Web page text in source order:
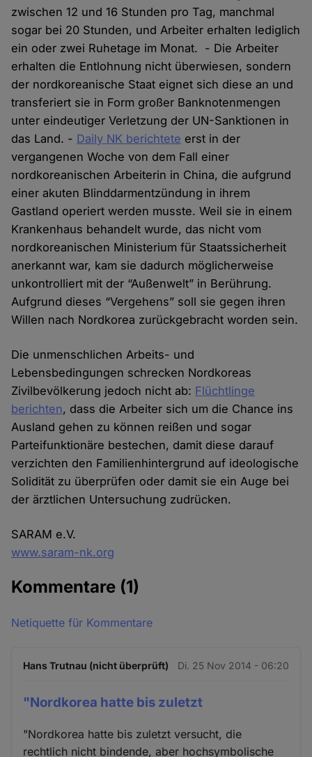
zwischen 12 und 16 Stunden pro Tag, manchmal
sogar bei 20 Stunden, und Arbeiter erhalten lediglich
ein oder zwei Ruhetage im Monat. - Die Arbeiter
erhalten die Entlohnung nicht überwiesen, sondern
der nordkoreanische Staat eignet sich diese an und
transferiert sie in Form großer Banknotenmengen
unter eindeutiger Verletzung der UN-Sanktionen in
das Land. - Daily NK berichtete erst in der
vergangenen Woche von dem Fall einer
nordkoreanischen Arbeiterin in China, die aufgrund
einer akuten Blinddarmentzündung in ihrem
Gastland operiert werden musste. Weil sie in einem
Krankenhaus behandelt wurde, das nicht vom
nordkoreanischen Ministerium für Staatssicherheit
anerkannt war, kam sie dadurch möglicherweise
unkontrolliert mit der “Außenwelt” in Berührung.
Aufgrund dieses “Vergehens” soll sie gegen ihren
Willen nach Nordkorea zurückgebracht worden sein.
Die unmenschlichen Arbeits- und
Lebensbedingungen schrecken Nordkoreas
Zivilbevölkerung jedoch nicht ab: Flüchtlinge
berichten, dass die Arbeiter sich um die Chance ins
Ausland gehen zu können reißen und sogar
Parteifunktionäre bestechen, damit diese darauf
verzichten den Familienhintergrund auf ideologische
Solidität zu überprüfen oder damit sie ein Auge bei
der ärztlichen Untersuchung zudrücken.
SARAM e.V.
www.saram-nk.org
Kommentare (1)
Netiquette für Kommentare
Hans Trutnau (nicht überprüft) Di. 25 Nov 2014 - 06:20
"Nordkorea hatte bis zuletzt
"Nordkorea hatte bis zuletzt versucht, die
rechtlich nicht bindende, aber hochsymbolische